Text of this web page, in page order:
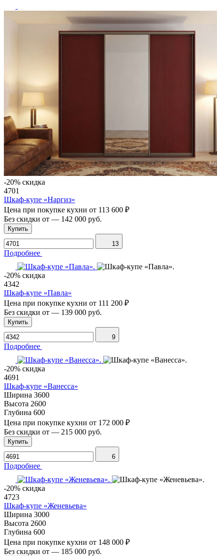
-20% скидка
4701
Шкаф-купе «Наргиз»
Цена при покупке кухни от 113 600 ₽
Без скидки от — 142 000 руб.
Купить
13
Подробнее
-20% скидка
4342
Шкаф-купе «Павла»
Цена при покупке кухни от 111 200 ₽
Без скидки от — 139 000 руб.
Купить
9
Подробнее
-20% скидка
4691
Шкаф-купе «Ванесса»
Ширина 3600
Высота 2600
Глубина 600
Цена при покупке кухни от 172 000 ₽
Без скидки от — 215 000 руб.
Купить
6
Подробнее
-20% скидка
4723
Шкаф-купе «Женевьева»
Ширина 3000
Высота 2600
Глубина 600
Цена при покупке кухни от 148 000 ₽
Без скидки от — 185 000 руб.